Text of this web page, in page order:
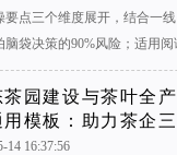
要点三个维度展开，结合一
脑袋决策的90%风险；适用阅
茶园建设与茶叶全
用模板：助力茶企
14 16:37:56